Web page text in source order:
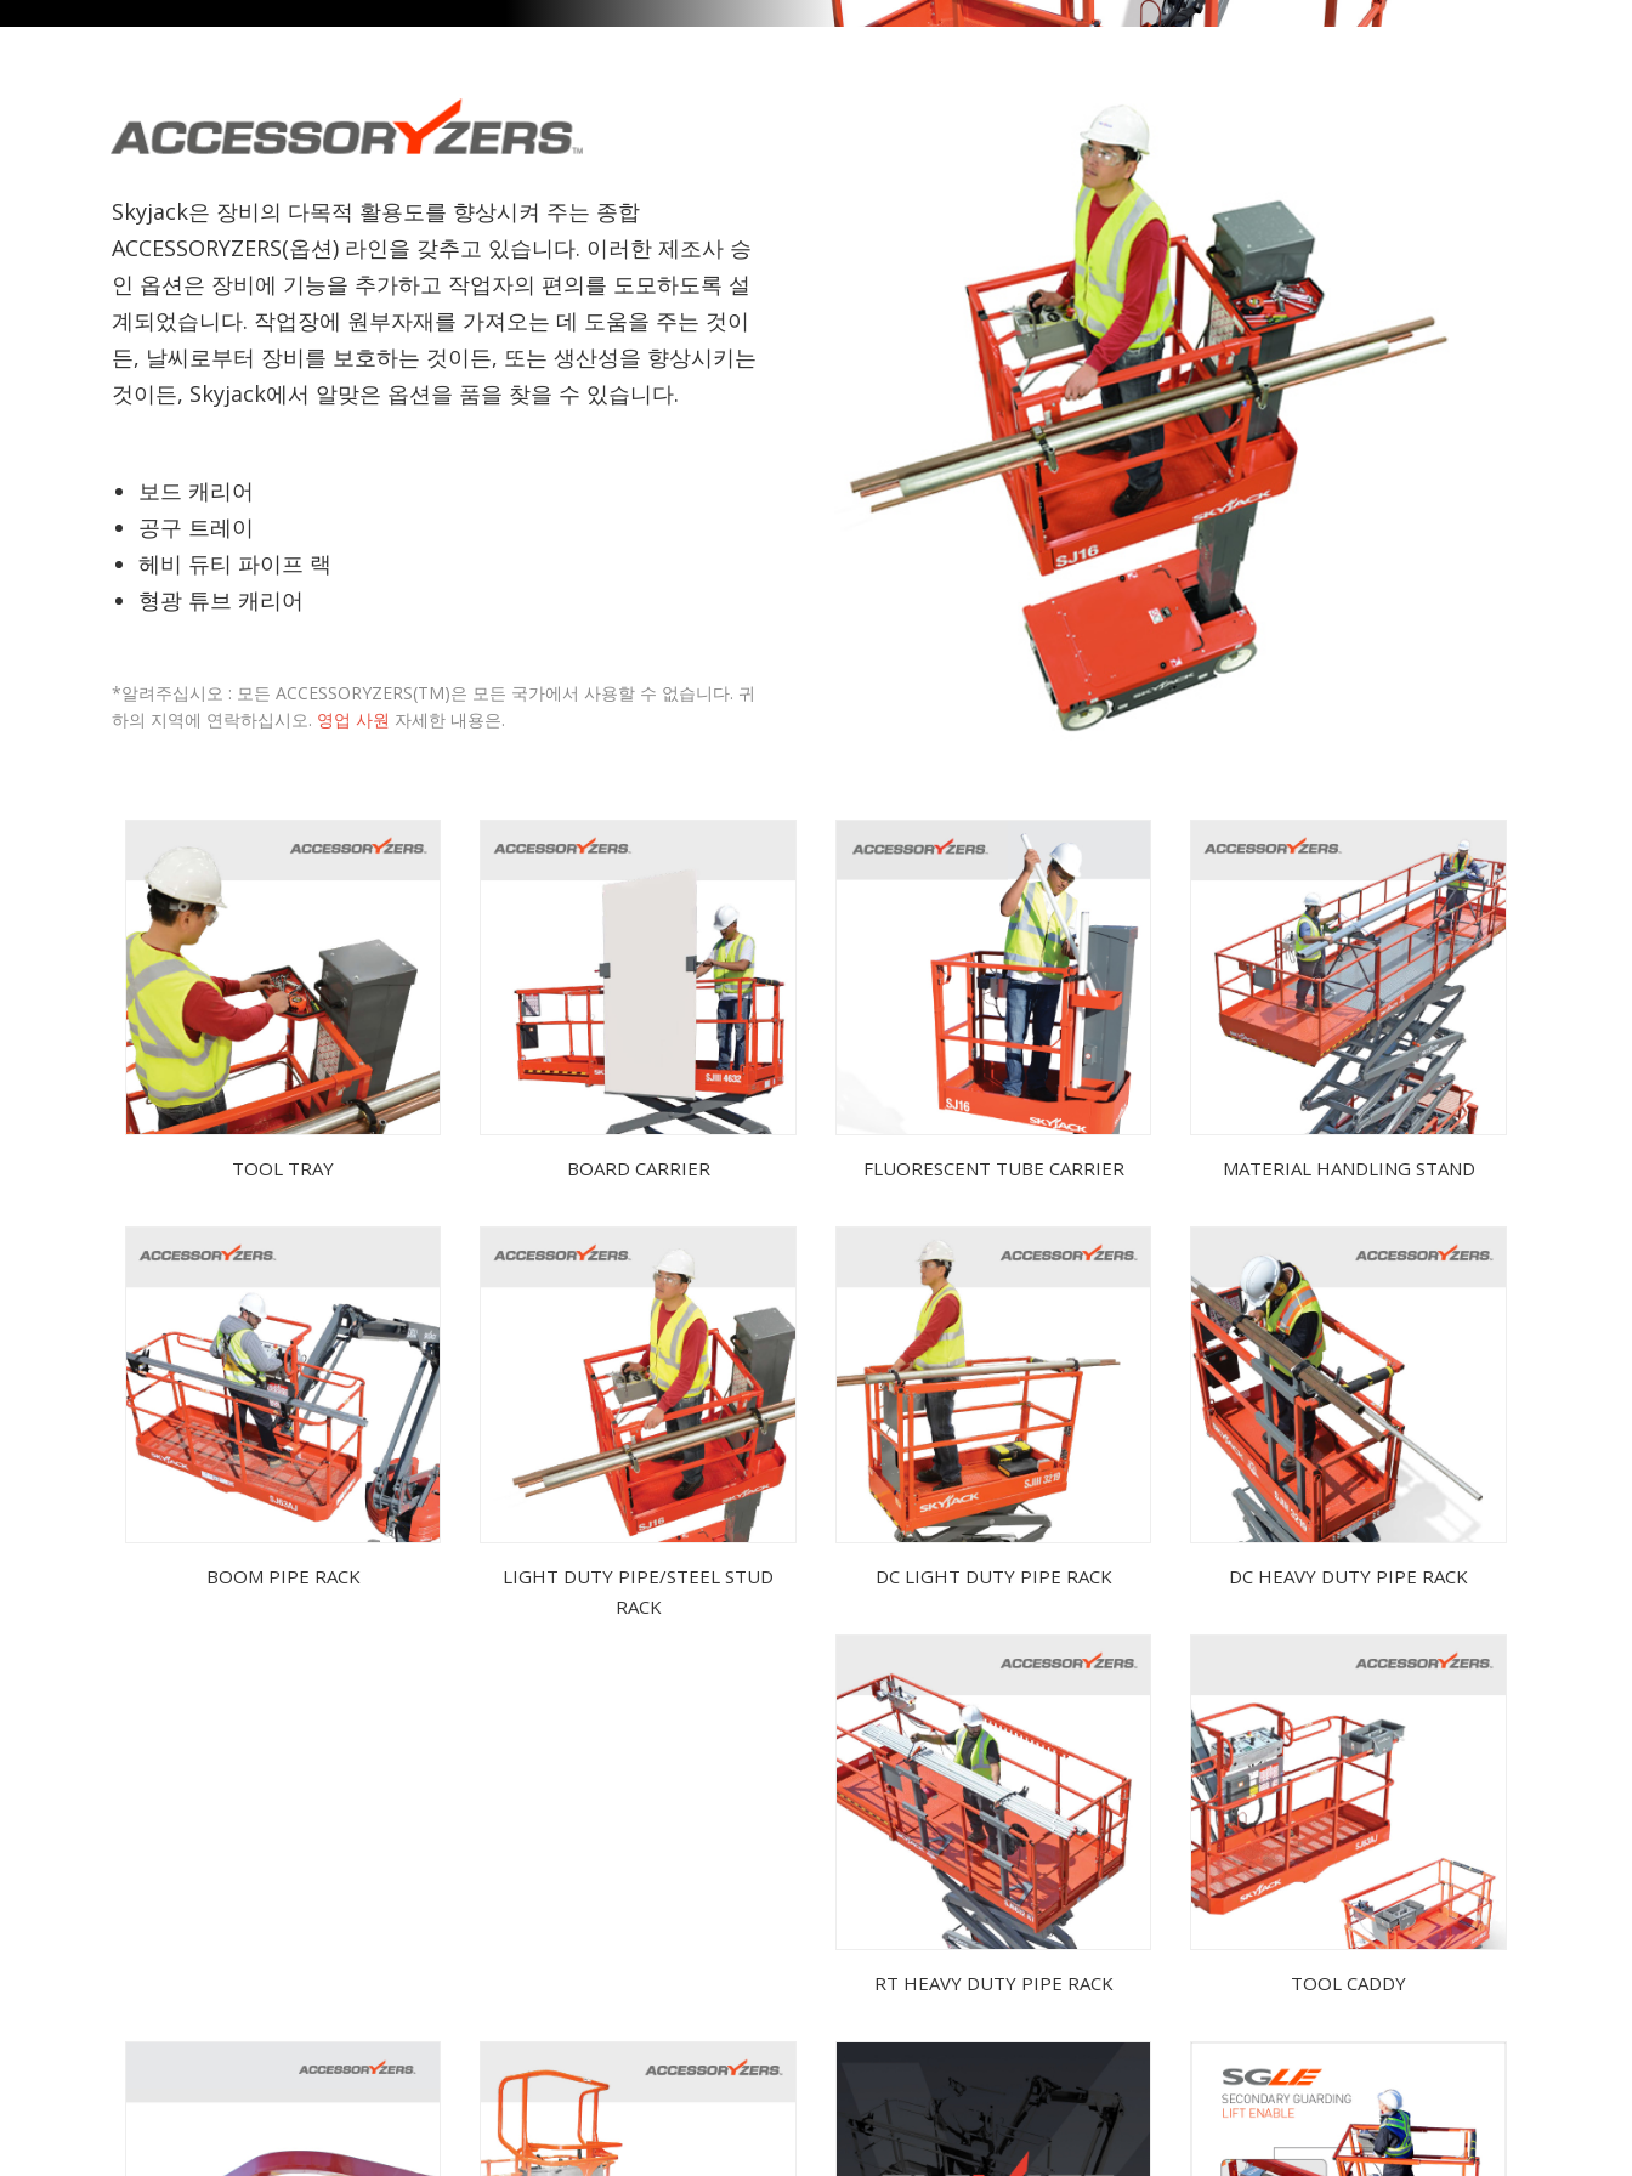
Skyjack은 장비의 다목적 활용도를 향상시켜 주는 종합
ACCESSORYZERS(옵션) 라인을 갖추고 있습니다. 이러한 제조사 승
인 옵션은 장비에 기능을 추가하고 작업자의 편의를 도모하도록 설
계되었습니다. 작업장에 원부자재를 가져오는 데 도움을 주는 것이
든, 날씨로부터 장비를 보호하는 것이든, 또는 생산성을 향상시키는
것이든, Skyjack에서 알맞은 옵션을 품을 찾을 수 있습니다.
보드 캐리어
공구 트레이
헤비 듀티 파이프 랙
형광 튜브 캐리어
*알려주십시오 : 모든 ACCESSORYZERS(TM)은 모든 국가에서 사용할 수 없습니다. 귀
하의 지역에 연락하십시오. 영업 사원 자세한 내용은.
TOOL TRAY BOARD CARRIER FLUORESCENT TUBE CARRIER MATERIAL HANDLING STAND
BOOM PIPE RACK
LIGHT DUTY PIPE/STEEL STUD
RACK
DC LIGHT DUTY PIPE RACK DC HEAVY DUTY PIPE RACK
RT HEAVY DUTY PIPE RACK TOOL CADDY